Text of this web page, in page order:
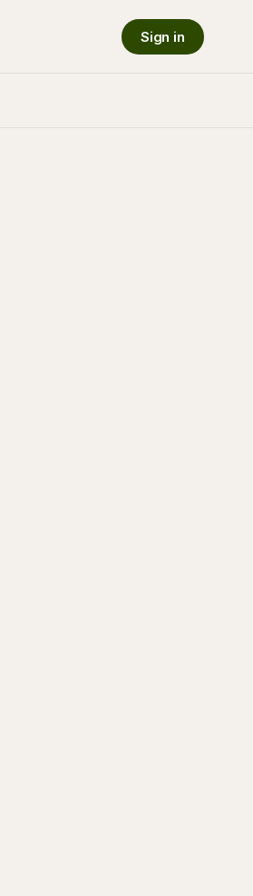
Sign in